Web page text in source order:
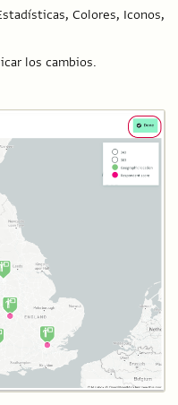
Colores, Iconos,
los cambios.